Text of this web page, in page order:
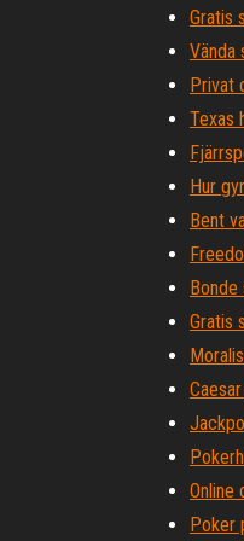
Gratis
Vända
Privat
Texas
Hur
Bent
Gratis
Online
Poker